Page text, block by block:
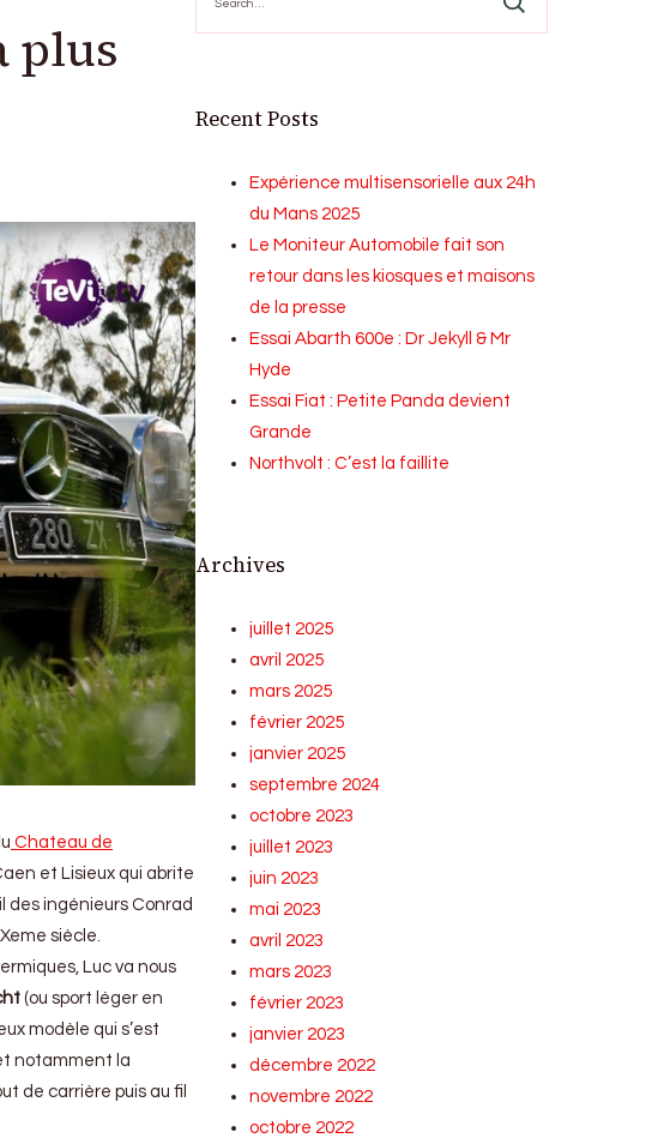
plus
Chateau de
et Lisieux qui abrite
des ingénieurs Conrad
siècle.
Luc va nous
(ou sport léger en
modèle qui s’est
notamment la
de carrière puis au fil
Recent Posts
Expérience multisensorielle aux 24h
du Mans 2025
Le Moniteur Automobile fait son
retour dans les kiosques et maisons
de la presse
Essai Abarth 600e : Dr Jekyll & Mr
Hyde
Essai Fiat : Petite Panda devient
Grande
Northvolt : C’est la faillite
Archives
juillet 2025
avril 2025
mars 2025
février 2025
janvier 2025
septembre 2024
octobre 2023
juillet 2023
juin 2023
mai 2023
avril 2023
mars 2023
février 2023
janvier 2023
décembre 2022
novembre 2022
octobre 2022